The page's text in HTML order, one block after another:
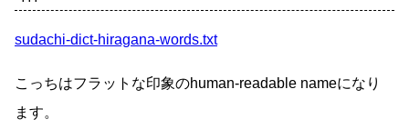
sudachi-dict-hiragana-words.txt
こっちはフラットな印象のhuman-readable nameになり
ます。